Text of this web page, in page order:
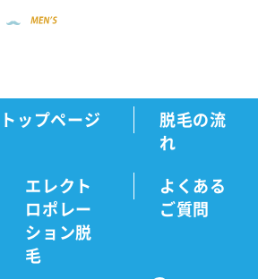
トップページ
脱毛の流
れ
エレクト
ロポレー
ション脱
毛
よくある
ご質問
Home 新着情報 【期間限定】脱毛実績810万回...